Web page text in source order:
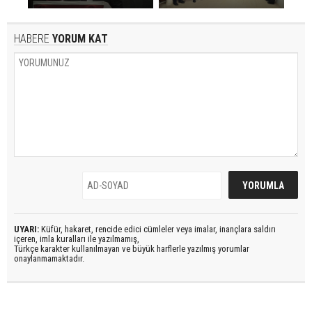
HABERE YORUM KAT
UYARI: Küfür, hakaret, rencide edici cümleler veya imalar, inançlara saldırı
içeren, imla kuralları ile yazılmamış,
Türkçe karakter kullanılmayan ve büyük harflerle yazılmış yorumlar
onaylanmamaktadır.